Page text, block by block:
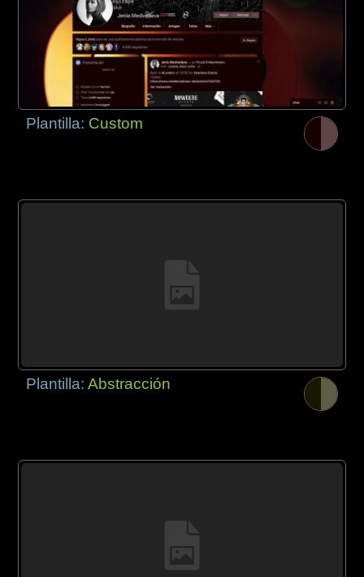
Plantilla: Custom
Plantilla:Abstracción